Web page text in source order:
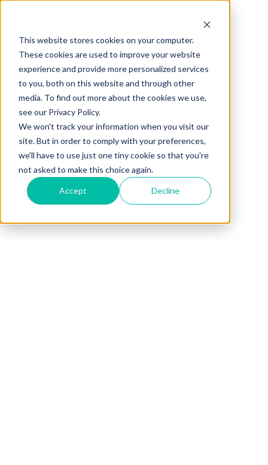
This website stores cookies on your computer.
These cookies are used to improve your website
experience and provide more personalized services
to you, both on this website and through other
media. To find out more about the cookies we use,
see our Privacy Policy.
We won't track your information when you visit our
site. But in order to comply with your preferences,
we'll have to use just one tiny cookie so that you're
not asked to make this choice again.
Accept Decline